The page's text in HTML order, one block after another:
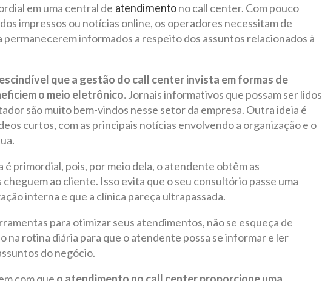
em uma central de atendimentono call center. Com pouco
impressos ou notícias online, os operadores necessitam de
permanecerem informados a respeito dos assuntos relacionados à
que a gestão do call center invista em formas de
o meio eletrônico.Jornais informativos que possam ser lidos
são muito bem-vindos nesse setor da empresa. Outra ideia é
curtos, com as principais notícias envolvendo a organização e o
primordial, pois, por meio dela, o atendente obtêm as
ao cliente. Isso evita que o seu consultório passe uma
interna e que a clínica pareça ultrapassada.
para otimizar seus atendimentos, não se esqueça de
na rotina diária para que o atendente possa se informar e ler
do negócio.